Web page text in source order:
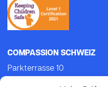
COMPASSION SCHWEIZ
Parkterrasse 10